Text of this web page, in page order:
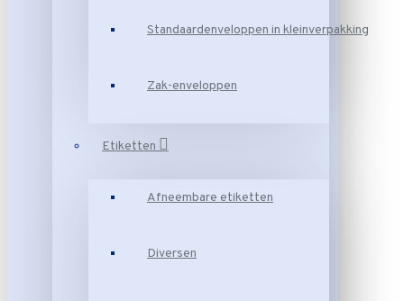
Standaardenveloppen in kleinverpakking
Zak-enveloppen
Etiketten
Afneembare etiketten
Diversen